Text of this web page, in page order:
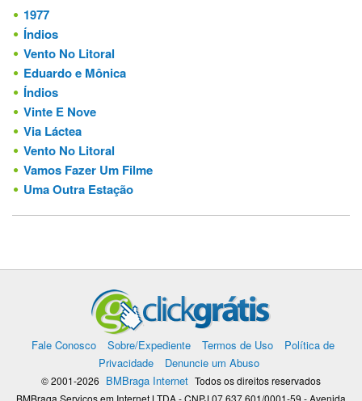
1977
Índios
Vento No Litoral
Eduardo e Mônica
Índios
Vinte E Nove
Via Láctea
Vento No Litoral
Vamos Fazer Um Filme
Uma Outra Estação
Fale Conosco Sobre/Expediente Termos de Uso
Política de
Privacidade
Denuncie um Abuso
© 2001-2026 BMBraga Internet Todos os direitos reservados
BMBraga Servicos em Internet LTDA - CNPJ 07.637.601/0001-59 - Avenida